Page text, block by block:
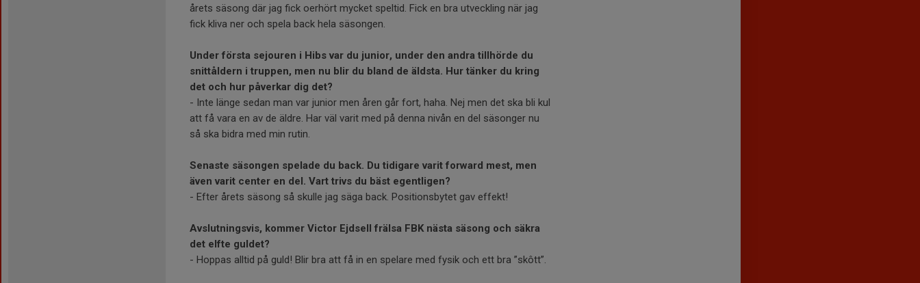
årets säsong där jag fick oerhört mycket speltid. Fick en bra utveckling när jag
fick kliva ner och spela back hela säsongen.
Under första sejouren i Hibs var du junior, under den andra tillhörde du
snittåldern i truppen, men nu blir du bland de äldsta. Hur tänker du kring
det och hur påverkar dig det?
- Inte länge sedan man var junior men åren går fort, haha. Nej men det ska bli kul
att få vara en av de äldre. Har väl varit med på denna nivån en del säsonger nu
så ska bidra med min rutin.
Senaste säsongen spelade du back. Du tidigare varit forward mest, men
även varit center en del. Vart trivs du bäst egentligen?
- Efter årets säsong så skulle jag säga back. Positionsbytet gav effekt!
Avslutningsvis, kommer Victor Ejdsell frälsa FBK nästa säsong och säkra
det elfte guldet?
- Hoppas alltid på guld! Blir bra att få in en spelare med fysik och ett bra ”skôtt”.